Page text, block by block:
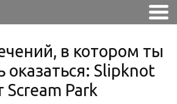
в котором ты
оказаться: Slipknot
Park